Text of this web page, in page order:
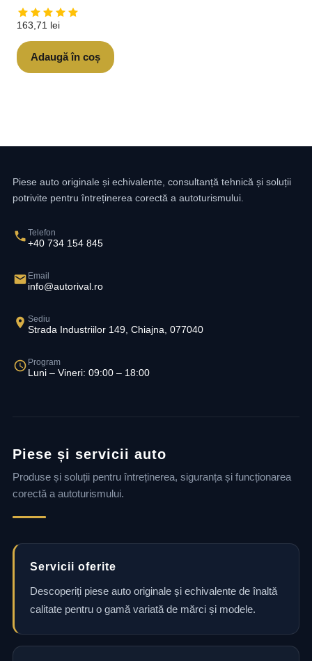
163,71 lei
Adaugă în coș
Piese auto originale și echivalente, consultanță tehnică și soluții
potrivite pentru întreținerea corectă a autoturismului.
Telefon
+40 734 154 845
Email
info@autorival.ro
Sediu
Strada Industriilor 149, Chiajna, 077040
Program
Luni – Vineri: 09:00 – 18:00
Piese și servicii auto
Produse și soluții pentru întreținerea, siguranța și funcționarea
corectă a autoturismului.
Servicii oferite
Descoperiți piese auto originale și echivalente de înaltă
calitate pentru o gamă variată de mărci și modele.